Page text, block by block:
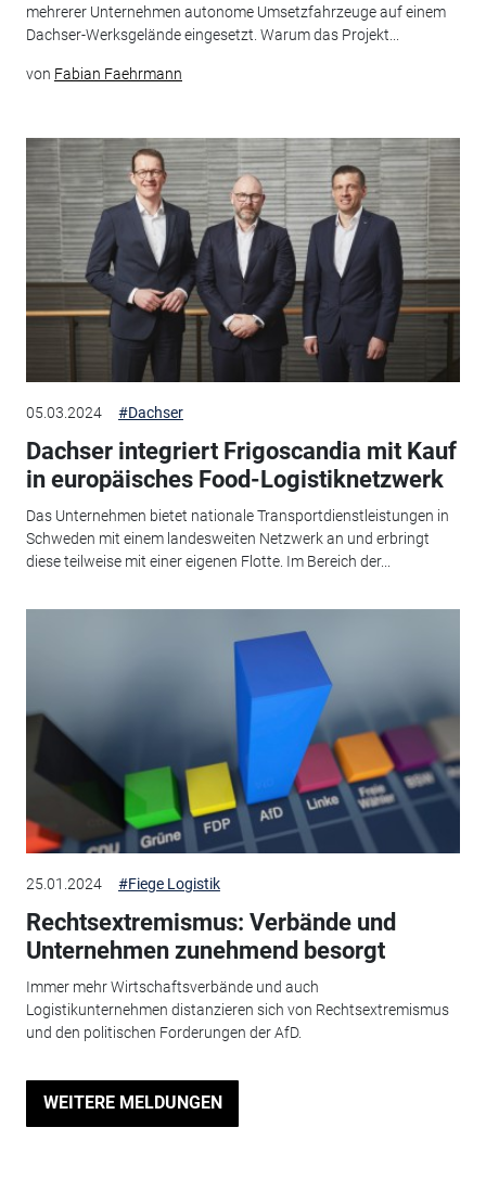
mehrerer Unternehmen autonome Umsetzfahrzeuge auf einem
Dachser-Werksgelände eingesetzt. Warum das Projekt...
von Fabian Faehrmann
05.03.2024 #Dachser
Dachser integriert Frigoscandia mit Kauf
in europäisches Food-Logistiknetzwerk
Das Unternehmen bietet nationale Transportdienstleistungen in
Schweden mit einem landesweiten Netzwerk an und erbringt
diese teilweise mit einer eigenen Flotte. Im Bereich der...
25.01.2024 #Fiege Logistik
Rechtsextremismus: Verbände und
Unternehmen zunehmend besorgt
Immer mehr Wirtschaftsverbände und auch
Logistikunternehmen distanzieren sich von Rechtsextremismus
und den politischen Forderungen der AfD.
WEITERE MELDUNGEN